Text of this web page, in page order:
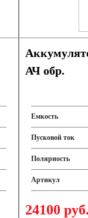
АЧ обр.
Емкость
Пусковой ток
Полярность
Артикул
24100 руб.